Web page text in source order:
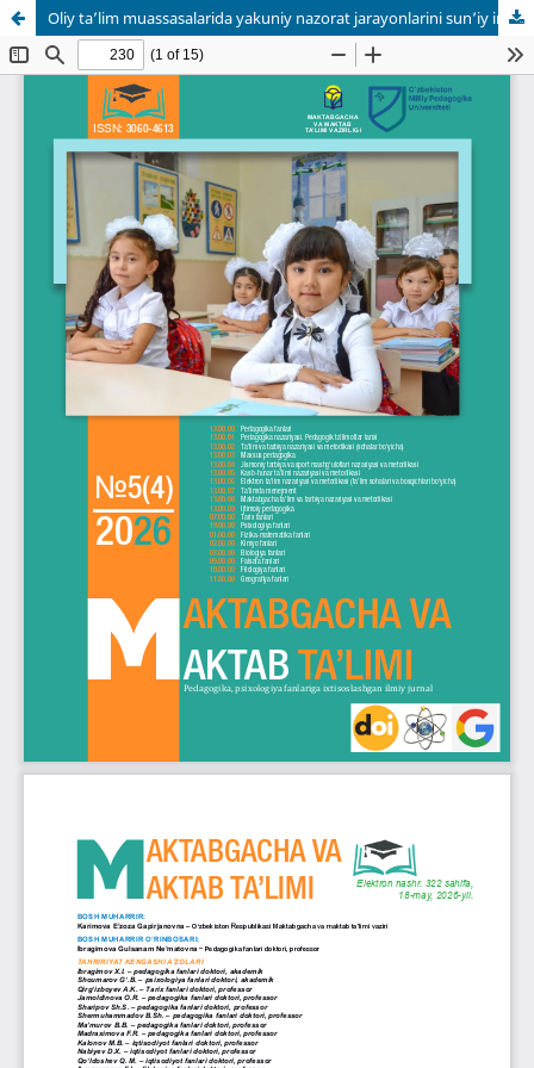
Oliy ta’lim muassasalarida yakuniy nazorat jarayonlarini sun’iy intellekt texnologiyalari asosida tashkil etishning afzalliklari